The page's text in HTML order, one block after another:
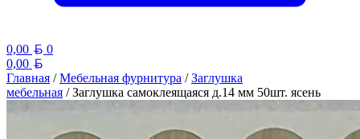
0,00 Белорусский рубль
0
0,00
Главная /Мебельная фурнитура /Заглушка
мебельная / Заглушка самоклеящаяся д.14 мм 50шт. ясень